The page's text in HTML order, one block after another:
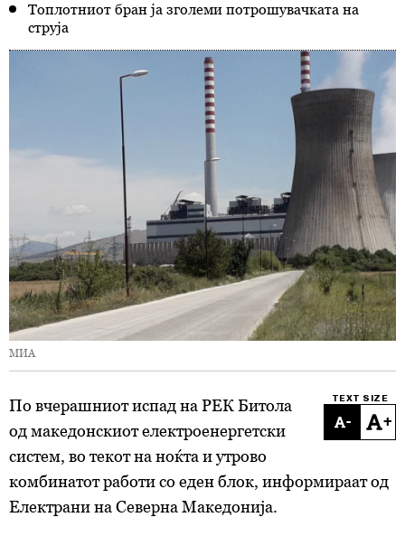
Топлотниот бран ја зголеми потрошувачката на
струја
МИА
TEXT SIZE
- +
По вчерашниот испад на РЕК Битола
од македонскиот електроенергетски
систем, во текот на ноќта и утрово
комбинатот работи со еден блок, информираат од
Електрани на Северна Македонија.